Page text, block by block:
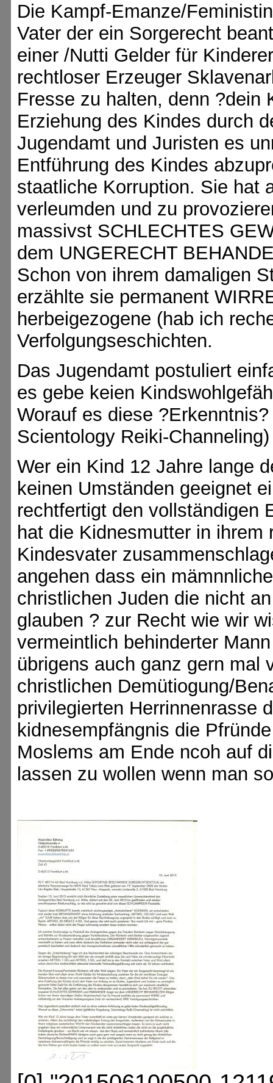
Die Kampf-Emanze/
Vater der ein Sorgerecht
einer /Nutti Gelder für
rechtloser Erzeuger
Fresse zu halten, denn ?dein
Erziehung des Kindes durch
Jugendamt und Juristen es
Entführung des Kindes
staatliche Korruption. Sie hat
verleumden und zu
massivst SCHLECHTES
dem UNGERECHT
Schon von ihrem damaligen
erzählte sie permanent
herbeigezogene (hab ich
Verfolgungseschichten.
Das Jugendamt postuliert
es gebe keien
Worauf es diese
Scientology Reiki-
Wer ein Kind 12 Jahre lange
keinen Umständen geeignet
rechtfertigt den vollständigen
hat die Kidnesmutter in
Kindesvater
angehen dass ein
christlichen Juden die nicht
glauben ? zur Recht wie wir
vermeintlich behinderter
übrigens auch ganz gern mal
christlichen Demütiogung/
privilegierten Herrinnenrasse
kidnesempfängnis die
Moslems am Ende ncoh auf
lassen zu wollen wenn man